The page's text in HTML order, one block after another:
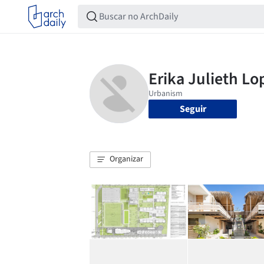
Seguir
Organizar